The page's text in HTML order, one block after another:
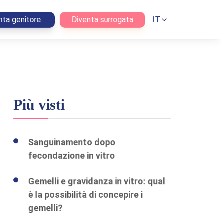
genitore Diventa surrogata IT
Più visti
Sanguinamento dopo
fecondazione in vitro
Gemelli e gravidanza in vitro: qual
è la possibilità di concepire i
gemelli?